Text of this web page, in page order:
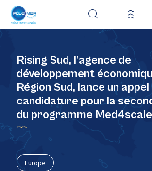
Rising Sud, l’agence de
développement
Région Sud, lance un appel
candidature pour la
du programme
Europe
Panneau de gestion des cookies